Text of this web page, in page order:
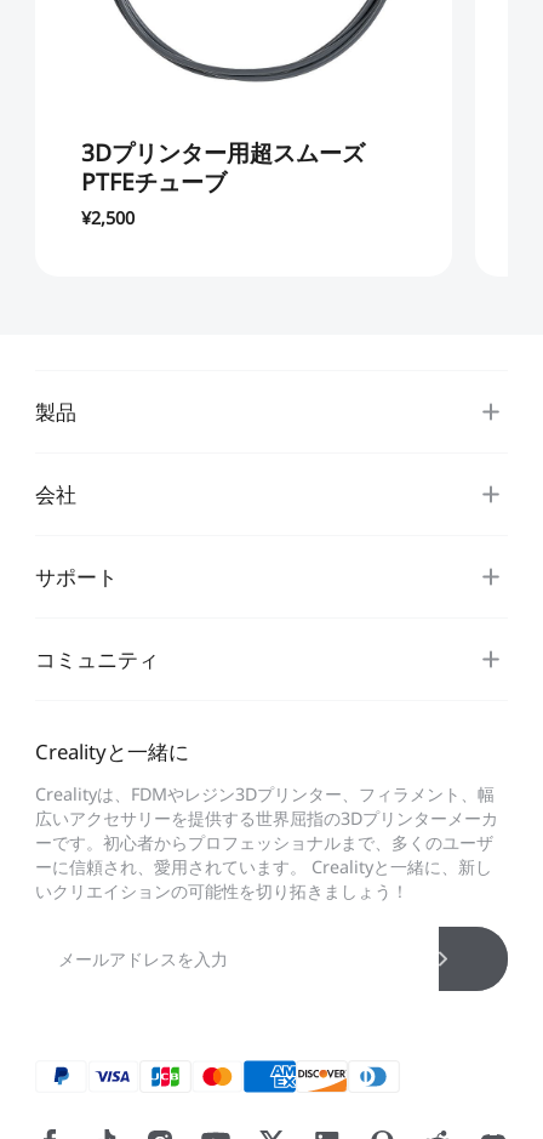
3Dプリンター用超スムーズ
PTFEチューブ
¥2,500
製品
会社
サポート
コミュニティ
Crealityと一緒に
Crealityは、FDMやレジン3Dプリンター、フィラメント、幅
広いアクセサリーを提供する世界屈指の3Dプリンターメーカ
ーです。初心者からプロフェッショナルまで、多くのユーザ
ーに信頼され、愛用されています。 Crealityと一緒に、新し
いクリエイションの可能性を切り拓きましょう！